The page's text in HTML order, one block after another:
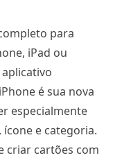
para
iPad ou
é sua nova
especialmente
e categoria.
criar cartões com